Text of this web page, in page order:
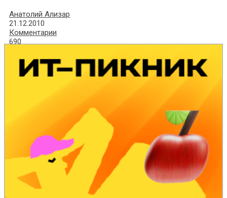
Анатолий Ализар
21.12.2010
Комментарии
690